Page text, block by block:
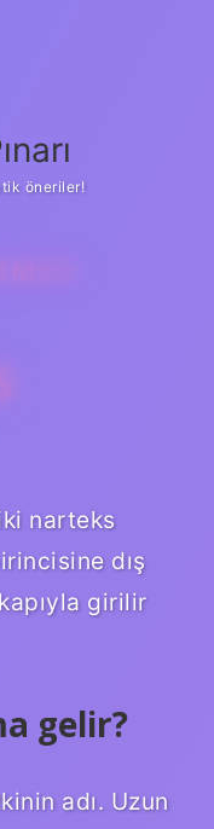
öneriler!
narteks
dış
girilir
gelir?
adı. Uzun